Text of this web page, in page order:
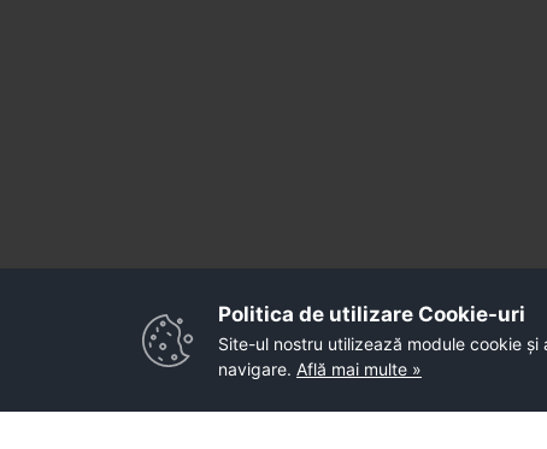
Politica de utilizare Cookie-uri‎
Site-ul nostru utilizează module cookie
navigare. Află mai multe »